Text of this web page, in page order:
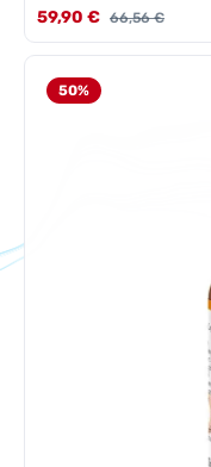
Verkaufspreis:
59,90 € Regulärer Preis:
66,56 €
50%